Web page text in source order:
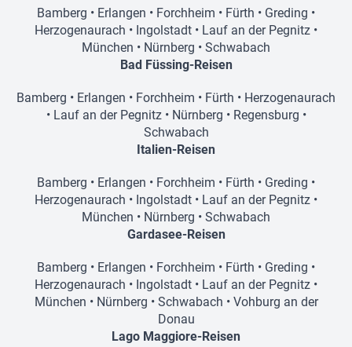
Bamberg • Erlangen • Forchheim • Fürth • Greding •
Herzogenaurach • Ingolstadt • Lauf an der Pegnitz •
München • Nürnberg • Schwabach
Bad Füssing-Reisen
Bamberg • Erlangen • Forchheim • Fürth • Herzogenaurach
• Lauf an der Pegnitz• Nürnberg • Regensburg •
Schwabach
Italien-Reisen
Bamberg • Erlangen • Forchheim • Fürth • Greding •
Herzogenaurach • Ingolstadt • Lauf an der Pegnitz •
München • Nürnberg • Schwabach
Gardasee-Reisen
Bamberg • Erlangen • Forchheim • Fürth • Greding •
Herzogenaurach • Ingolstadt • Lauf an der Pegnitz •
München • Nürnberg • Schwabach • Vohburg an der
Donau
Lago Maggiore-Reisen